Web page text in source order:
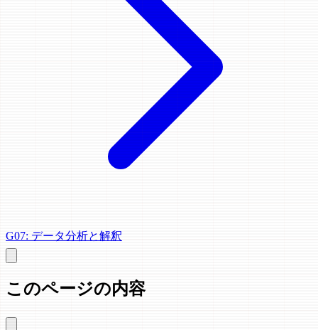
G07: データ分析と解釈
このページの内容